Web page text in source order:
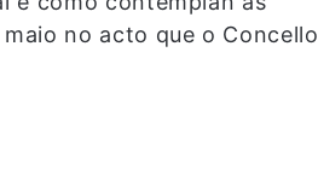
no acto que o Concello